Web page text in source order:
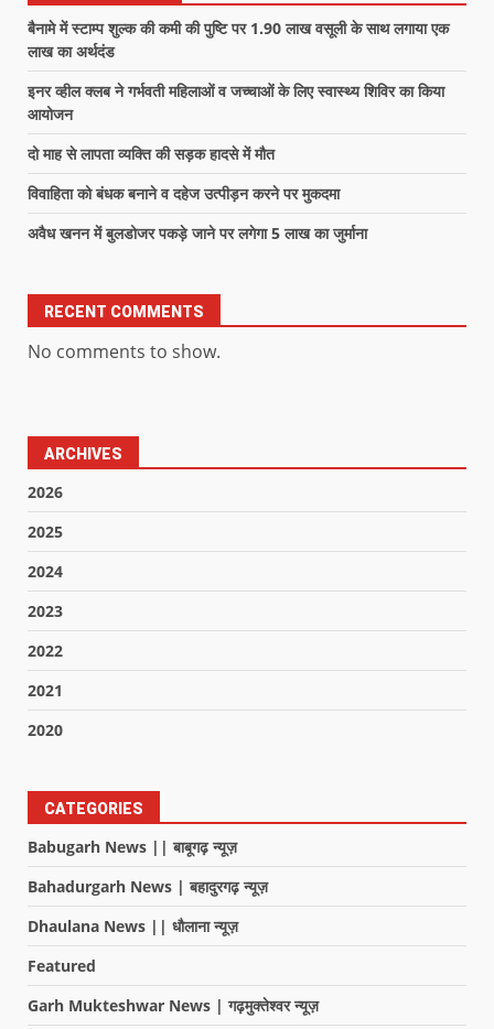
बैनामे में स्टाम्प शुल्क की कमी की पुष्टि पर 1.90 लाख वसूली के साथ लगाया एक
लाख का अर्थदंड
इनर व्हील क्लब ने गर्भवती महिलाओं व जच्चाओं के लिए स्वास्थ्य शिविर का किया
आयोजन
दो माह से लापता व्यक्ति की सड़क हादसे में मौत
विवाहिता को बंधक बनाने व दहेज उत्पीड़न करने पर मुकदमा
अवैध खनन में बुलडोजर पकड़े जाने पर लगेगा 5 लाख का जुर्माना
RECENT COMMENTS
No comments to show.
ARCHIVES
2026
2025
2024
2023
2022
2021
2020
CATEGORIES
Babugarh News || बाबूगढ़ न्यूज़
Bahadurgarh News | बहादुरगढ़ न्यूज़
Dhaulana News || धौलाना न्यूज़
Featured
Garh Mukteshwar News | गढ़मुक्तेश्वर न्यूज़